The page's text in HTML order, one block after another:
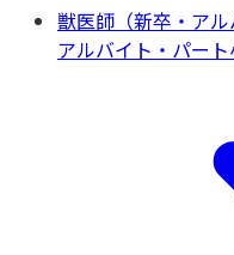
獣医師（新卒・アル
アルバイト・パート